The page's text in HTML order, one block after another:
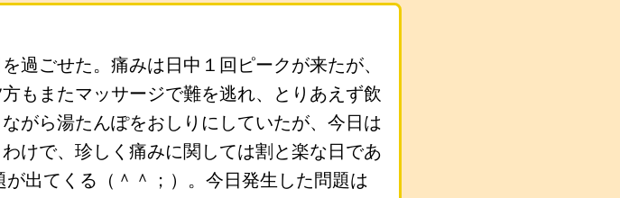
過ごせた。痛みは日中１回ピークが来たが、
もまたマッサージで難を逃れ、とりあえず飲
がら湯たんぽをおしりにしていたが、今日は
けで、珍しく痛みに関しては割と楽な日であ
出てくる（＾＾；）。今日発生した問題は